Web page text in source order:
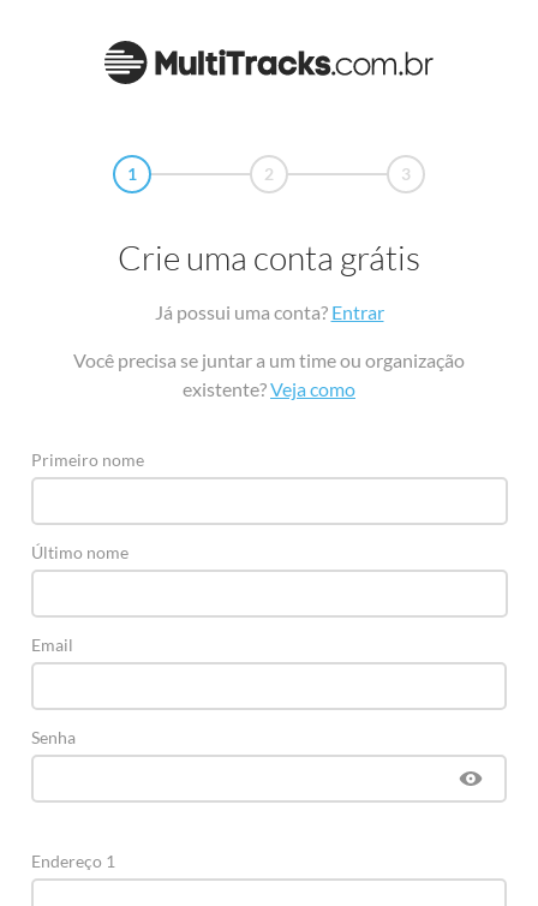
1 2 3
Crie uma conta grátis
Já possui uma conta? Entrar
Você precisa se juntar a um time ou organização
existente?Veja como
Primeiro nome
Último nome
Email
Senha
Endereço 1